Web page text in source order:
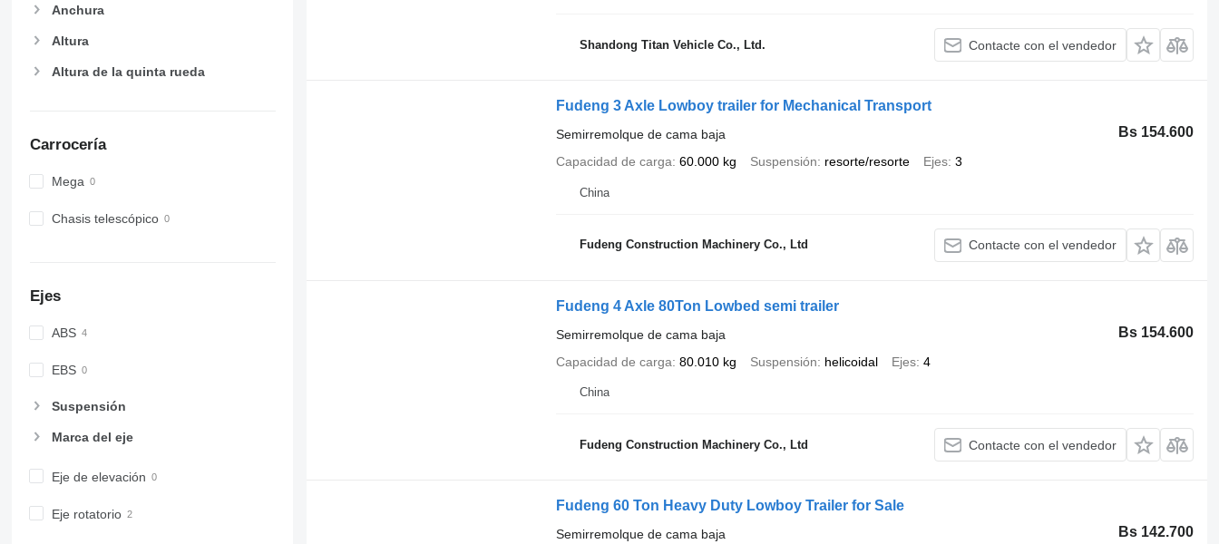
Anchura
Altura
Altura de la quinta rueda
Carrocería
Mega
Chasis telescópico
Ejes
ABS
EBS
Suspensión
Marca del eje
Eje de elevación
Eje rotatorio
Shandong Titan Vehicle Co., Ltd. Contacte con el vendedor
Fudeng 3 Axle Lowboy trailer for Mechanical Transport
Bs 154.600
Semirremolque de cama baja
Capacidad de carga 60.000 kg Suspensión resorte/resorte Ejes 3
China
Fudeng Construction Machinery Co., Ltd Contacte con el vendedor
Fudeng 4 Axle 80Ton Lowbed semi trailer
Bs 154.600
Semirremolque de cama baja
Capacidad de carga 80.010 kg Suspensión helicoidal Ejes 4
China
Fudeng Construction Machinery Co., Ltd Contacte con el vendedor
Fudeng 60 Ton Heavy Duty Lowboy Trailer for Sale
Bs 142.700
Semirremolque de cama baja